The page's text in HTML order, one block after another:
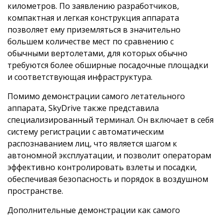
километров. По заявлению разработчиков,
компактная и легкая конструкция аппарата
позволяет ему приземляться в значительно
большем количестве мест по сравнению с
обычными вертолетами, для которых обычно
требуются более обширные посадочные площадки
и соответствующая инфраструктура.
Помимо демонстрации самого летательного
аппарата, SkyDrive также представила
специализированный терминал. Он включает в себя
систему регистрации с автоматическим
распознаванием лиц, что является шагом к
автономной эксплуатации, и позволит операторам
эффективно контролировать взлеты и посадки,
обеспечивая безопасность и порядок в воздушном
пространстве.
Дополнительные демонстрации как самого